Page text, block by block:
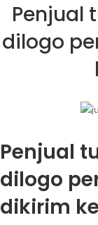
Penjual
dilogo
Penjual
dilogo
dikirim